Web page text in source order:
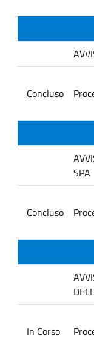
Concluso
SPA
Concluso
In Corso